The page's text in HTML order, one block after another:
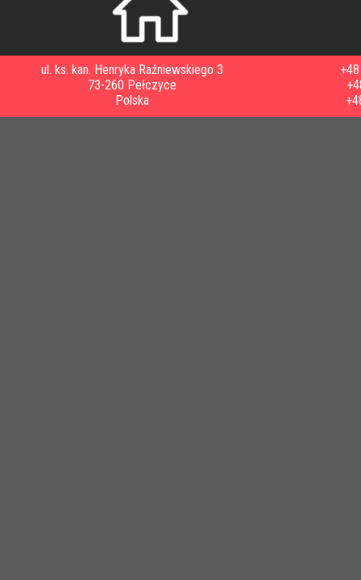
ul. ks. kan. Henryka Raźniewskiego 3
73-260 Pełczyce
Polska